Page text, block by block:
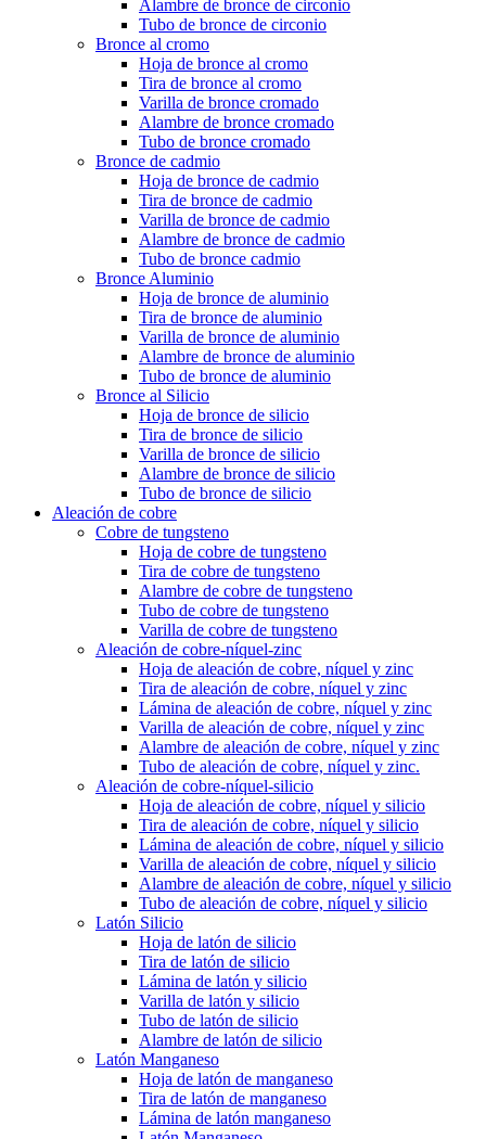
Alambre de bronce de circonio
Tubo de bronce de circonio
Bronce al cromo
Hoja de bronce al cromo
Tira de bronce al cromo
Varilla de bronce cromado
Alambre de bronce cromado
Tubo de bronce cromado
Bronce de cadmio
Hoja de bronce de cadmio
Tira de bronce de cadmio
Varilla de bronce de cadmio
Alambre de bronce de cadmio
Tubo de bronce cadmio
Bronce Aluminio
Hoja de bronce de aluminio
Tira de bronce de aluminio
Varilla de bronce de aluminio
Alambre de bronce de aluminio
Tubo de bronce de aluminio
Bronce al Silicio
Hoja de bronce de silicio
Tira de bronce de silicio
Varilla de bronce de silicio
Alambre de bronce de silicio
Tubo de bronce de silicio
Aleación de cobre
Cobre de tungsteno
Hoja de cobre de tungsteno
Tira de cobre de tungsteno
Alambre de cobre de tungsteno
Tubo de cobre de tungsteno
Varilla de cobre de tungsteno
Aleación de cobre-níquel-zinc
Hoja de aleación de cobre, níquel y zinc
Tira de aleación de cobre, níquel y zinc
Lámina de aleación de cobre, níquel y zinc
Varilla de aleación de cobre, níquel y zinc
Alambre de aleación de cobre, níquel y zinc
Tubo de aleación de cobre, níquel y zinc.
Aleación de cobre-níquel-silicio
Hoja de aleación de cobre, níquel y silicio
Tira de aleación de cobre, níquel y silicio
Lámina de aleación de cobre, níquel y silicio
Varilla de aleación de cobre, níquel y silicio
Alambre de aleación de cobre, níquel y silicio
Tubo de aleación de cobre, níquel y silicio
Latón Silicio
Hoja de latón de silicio
Tira de latón de silicio
Lámina de latón y silicio
Varilla de latón y silicio
Tubo de latón de silicio
Alambre de latón de silicio
Latón Manganeso
Hoja de latón de manganeso
Tira de latón de manganeso
Lámina de latón manganeso